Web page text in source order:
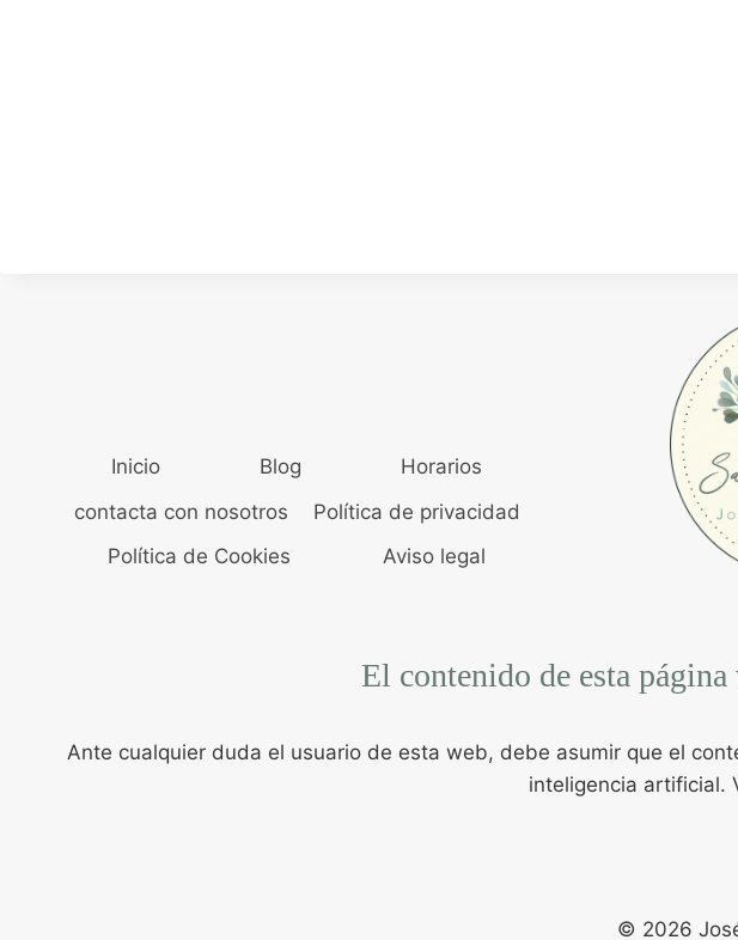
Inicio Blog
Horarios
contacta con nosotros
Política de privacidad
Política de Cookies
Aviso legal
El contenido de esta
Ante cualquier duda el usuario de esta web, debe asumir que el
inteligencia artificial.
© 2026